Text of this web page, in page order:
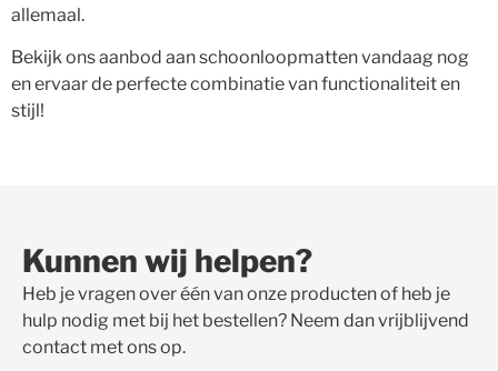
allemaal.
Bekijk ons aanbod aan schoonloopmatten vandaag nog
en ervaar de perfecte combinatie van functionaliteit en
stijl!
Kunnen wij helpen?
Heb je vragen over één van onze producten of heb je
hulp nodig met bij het bestellen? Neem dan vrijblijvend
contact met ons op.